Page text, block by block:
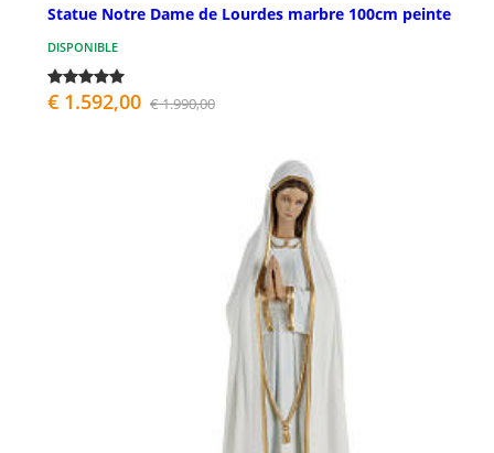
Statue Notre Dame de Lourdes marbre 100cm peinte
DISPONIBLE
€ 1.592,00 € 1.990,00